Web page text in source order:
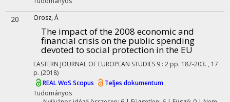
20 Orosz, Á
The impact of the 2008 economic and
financial crisis on the public spending
devoted to social protection in the EU
EASTERN JOURNAL OF EUROPEAN STUDIES 9 : 2 pp. 187-203. , 17
p. (2018)
REALWoS Scopus
Teljes dokumentum
Tudományos